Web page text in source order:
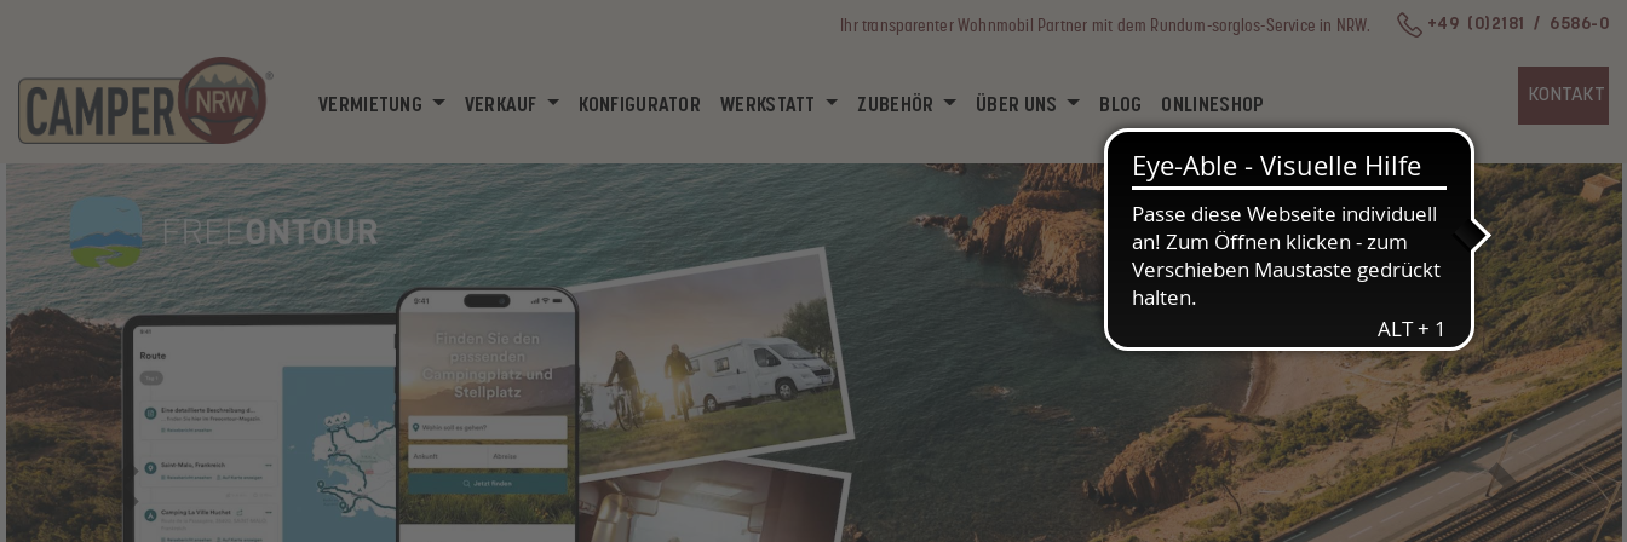
Ihr transparenter Wohnmobil Partner mit dem Rundum-sorglos-Service in NRW. +49 (0)2181 / 6586-0
VERMIETUNG (CURRENT)
VERKAUF KONFIGURATOR WERKSTATT ZUBEHÖR ÜBER UNS BLOG ONLINESHOP KONTAKT
Previous Next